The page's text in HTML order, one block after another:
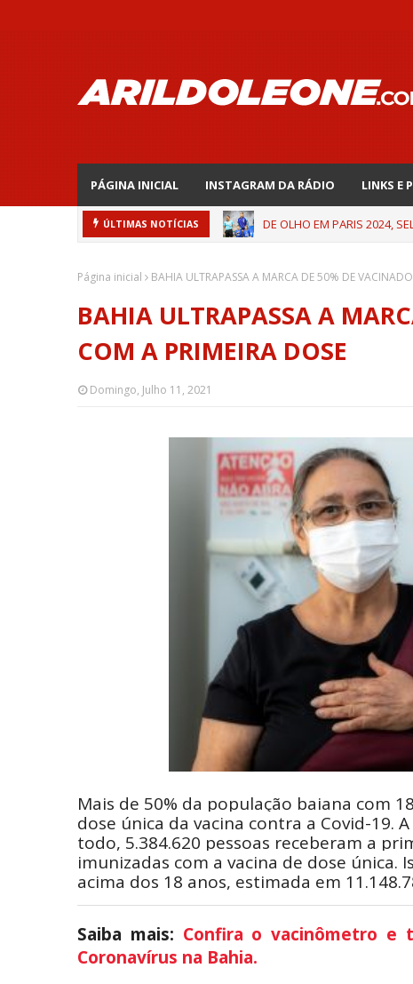
PÁGINA INICIAL INSTAGRAM DA RÁDIO LINKS E
ÚLTIMAS NOTÍCIAS DE OLHO EM PARIS 2024,
Página inicial BAHIA ULTRAPASSA A MARCA DE 50% DE
BAHIA ULTRAPASSA A
COM A PRIMEIRA DOSE
Domingo, Julho 11, 2021
Mais de 50% da população baiana com
dose única da vacina contra a Covid-19.
todo, 5.384.620 pessoas receberam a
imunizadas com a vacina de dose única.
acima dos 18 anos, estimada em
Saiba mais: Confira o vacinômetro e
Coronavírus na Bahia.